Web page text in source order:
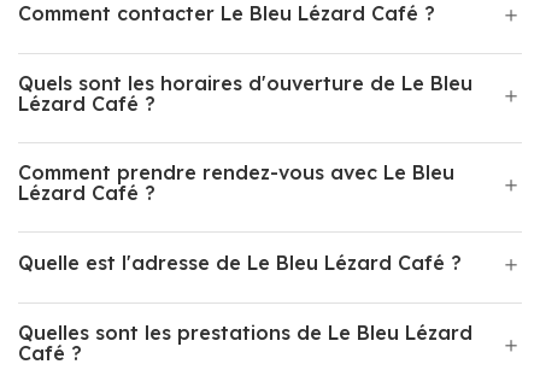
Comment contacter Le Bleu Lézard Café ?
Quels sont les horaires d'ouverture de Le Bleu
Lézard Café ?
Comment prendre rendez-vous avec Le Bleu
Lézard Café ?
Quelle est l'adresse de Le Bleu Lézard Café ?
Quelles sont les prestations de Le Bleu Lézard
Café ?